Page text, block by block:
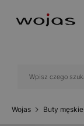
Wojas Buty męskie